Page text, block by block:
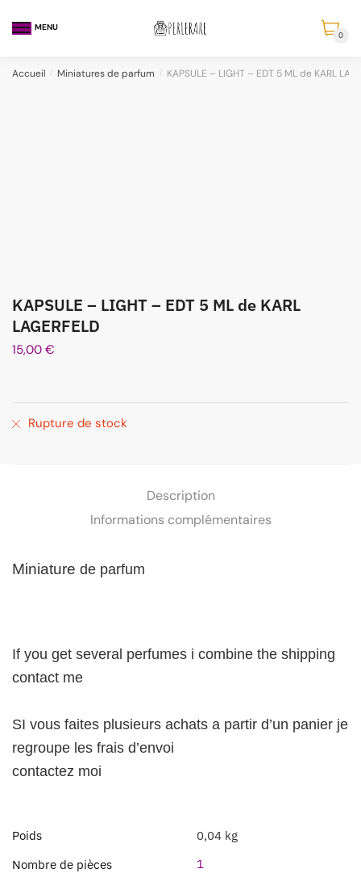
MENU
0
Accueil / Miniatures de parfum / KAPSULE – LIGHT – EDT 5 ML de KARL
KAPSULE – LIGHT – EDT 5 ML de KARL
LAGERFELD
15,00 €
Rupture de stock
Description
Informations complémentaires
Miniature de parfum
If you get several perfumes i combine the shipping
contact me
SI vous faites plusieurs achats a partir d’un panier je
regroupe les frais d’envoi
contactez moi
Poids
0,04 kg
Nombre de pièces
1